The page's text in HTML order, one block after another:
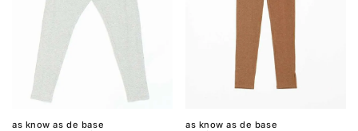
as know as de base as know as de base